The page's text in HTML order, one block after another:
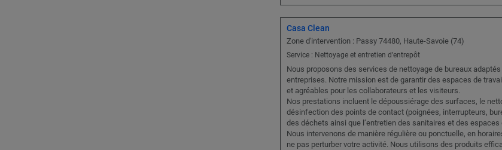
Casa Clean
Zone d'intervention : Passy 74480, Haute-Savoie (74)
Service : Nettoyage et entretien d’entrepôt
Nous proposons des services de nettoyage de bureaux
entreprises. Notre mission est de garantir des espaces de
et agréables pour les collaborateurs et les visiteurs.
Nos prestations incluent le dépoussiérage des surfaces, le
désinfection des points de contact (poignées, interrupteurs,
des déchets ainsi que l’entretien des sanitaires et des espaces
Nous intervenons de manière régulière ou ponctuelle, en
ne pas perturber votre activité. Nous utilisons des produits